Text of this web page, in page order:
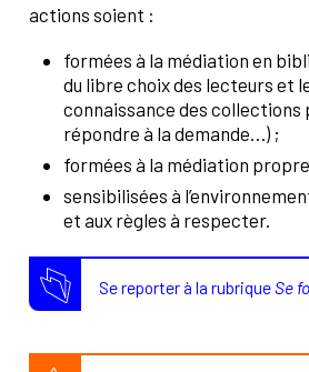
actions soient :
formées à la médiation en
du libre choix des lecteurs et
connaissance des collections
répondre à la demande…) ;
formées à la médiation
sensibilisées à
et aux règles à respecter.
Se reporter à la rubriqueSe